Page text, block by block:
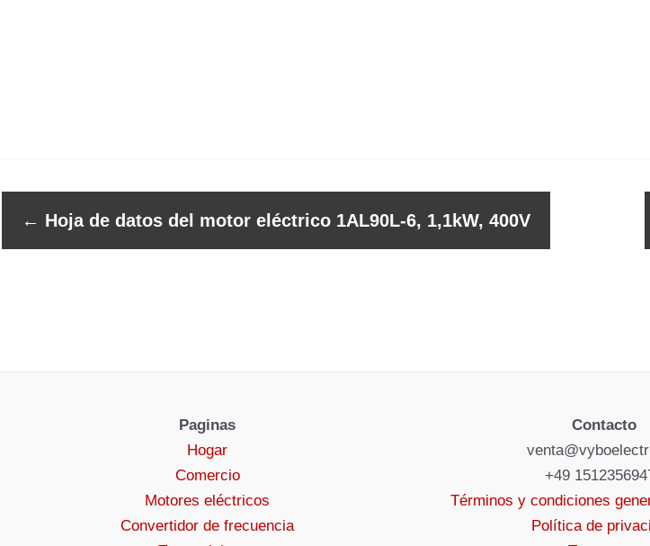
← Hoja de datos del motor eléctrico 1AL90L-6, 1,1kW, 400V
Paginas
Hogar
Comercio
Motores eléctricos
Convertidor de frecuencia
Contacto
+49
Términos y condiciones
Política de